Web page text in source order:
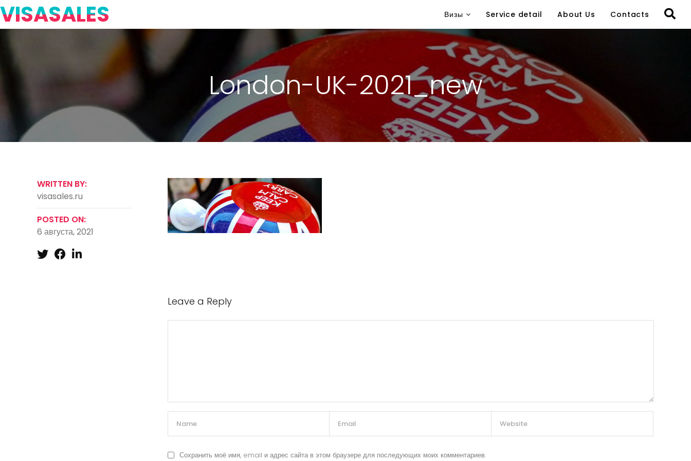
VISASALES Визы Service detail About Us Contacts
London-UK-2021_new
Leave a Reply
Сохранить моё имя, email и адрес сайта в этом браузере для последующих моих комментариев.
WRITTEN BY:
visasales.ru
POSTED ON:
6 августа, 2021